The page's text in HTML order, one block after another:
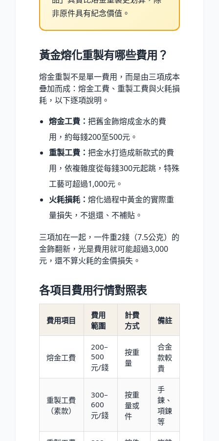
非原件具有紀念價值。
黃金熔化重製有哪些費用？
熔金重製不是單一費用，而是由三項成本
疊加而成：熔金工費、重製工費與火耗損
耗，以下逐項說明。
熔金工費： 把舊金飾熔成金水的費
用，約每錢200至500元。
重製工費： 把金水打造成新款式的費
用，依複雜度從每錢300元起跳，特殊
工藝可超過1,000元。
火耗損耗： 熔化過程中黃金的實際重
量損失，不退還、不補貼。
三項加在一起，一件重2錢（7.5公克）的
金飾翻新，光是費用就可能超過3,000
元，還不算火耗的金價損失。
各項目費用行情對照表
費用項目
費用
範圍
計費
方式
備註
熔金工費
200–
500
元/錢
按重
量
合金
款較
貴
重製工費
（素款）
300–
600
元/錢
按重
量或
件
手
鍊、
項鍊
等